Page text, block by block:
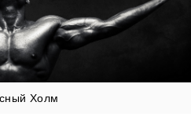
Холм